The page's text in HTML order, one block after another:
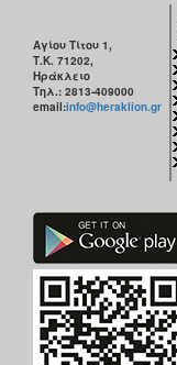
Αγίου Τίτου 1,
Τ.Κ. 71202,
Ηράκλειο
Τηλ.: 2813-409000
email:info@heraklion.gr